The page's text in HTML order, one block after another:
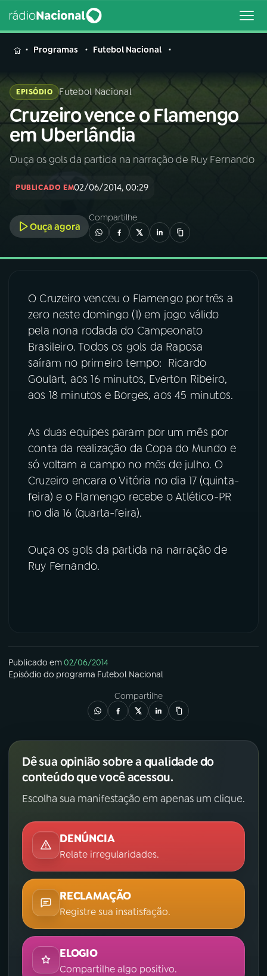
MENU
Buscar
na
Rádio
Nacional
Buscar
01INÍCIO
02A RÁDIO
03PROGRAMAÇÃO
04PROGRAMAS
05 PODCASTS
07ÚLTIMAS
08FESTIVAL DE MÚSICA
YouTube
Programas Futebol Nacional
EPISÓDIO Futebol Nacional
Cruzeiro vence o Flamengo
em Uberlândia
Ouça os gols da partida na narração de Ruy Fernando
PUBLICADO EM02/06/2014, 00:29
Ouça agora
Compartilhe
O Cruzeiro venceu o Flamengo por três a
zero neste domingo (1) em jogo válido
pela nona rodada do Campeonato
Brasileiro. Todos os gols da Raposa
saíram no primeiro tempo: Ricardo
Goulart, aos 16 minutos, Everton Ribeiro,
aos 18 minutos e Borges, aos 45 minutos.
As duas equipes param por um mês por
conta da realização da Copa do Mundo e
só voltam a campo no mês de julho. O
Cruzeiro encara o Vitória no dia 17 (quinta-
feira) e o Flamengo recebe o Atlético-PR
no dia 16 (quarta-feira).
Ouça os gols da partida na narração de
Ruy Fernando.
Publicado em02/06/2014
Episódio do programa Futebol Nacional
Compartilhe
Dê sua opinião sobre a qualidade do
conteúdo que você acessou.
Escolha sua manifestação em apenas um clique.
DENÚNCIA
Relate irregularidades.
RECLAMAÇÃO
Registre sua insatisfação.
ELOGIO
Compartilhe algo positivo.